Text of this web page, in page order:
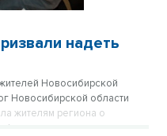
надеть
Новосибирской
Новосибирской области
жителям региона о
сезонных